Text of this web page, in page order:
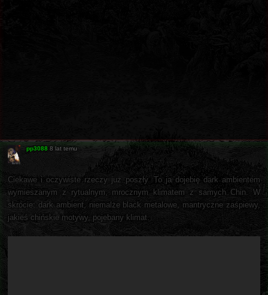
pp3088 8 lat temu
Ciekawe i oczywiste rzeczy już poszły. To ja dojebię dark ambientem
wymieszanym z rytualnym, mrocznym klimatem z samych Chin. W
skrócie: dark ambient, niemalże black metalowe, mantryczne zaśpiewy,
jakieś chińskie motywy, pojebany klimat.